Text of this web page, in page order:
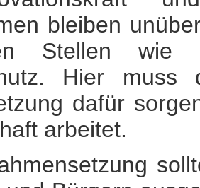
bleiben
Stellen wie
Hier
dafür
arbeitet.